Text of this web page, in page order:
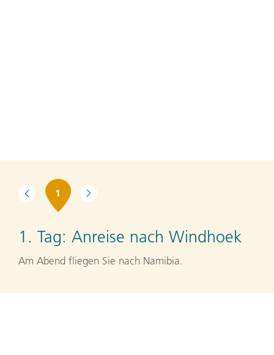
1
1. Tag: Anreise nach Windhoek
Am Abend fliegen Sie nach Namibia.